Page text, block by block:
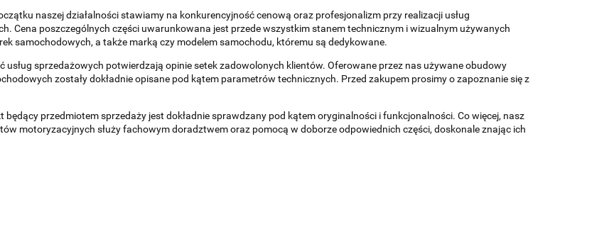
naszej działalności stawiamy na konkurencyjność cenową oraz profesjonalizm przy realizacji usług
Cena poszczególnych części uwarunkowana jest przede wszystkim stanem technicznym i wizualnym używanych
samochodowych, a także marką czy modelem samochodu, któremu są dedykowane.
usług sprzedażowych potwierdzają opinie setek zadowolonych klientów. Oferowane przez nas używane obudowy
zostały dokładnie opisane pod kątem parametrów technicznych. Przed zakupem prosimy o zapoznanie się z
będący przedmiotem sprzedaży jest dokładnie sprawdzany pod kątem oryginalności i funkcjonalności. Co więcej, nasz
motoryzacyjnych służy fachowym doradztwem oraz pomocą w doborze odpowiednich części, doskonale znając ich